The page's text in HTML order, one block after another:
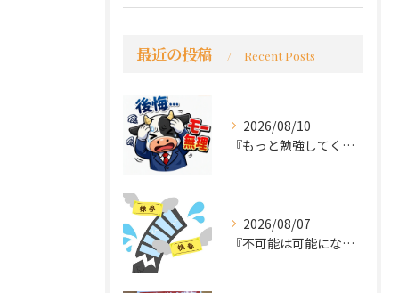
最近の投稿 Recent Posts
2026/08/10
『もっと勉強してくれば良かった～後悔先にたたず』
2026/08/07
『不可能は可能になる』